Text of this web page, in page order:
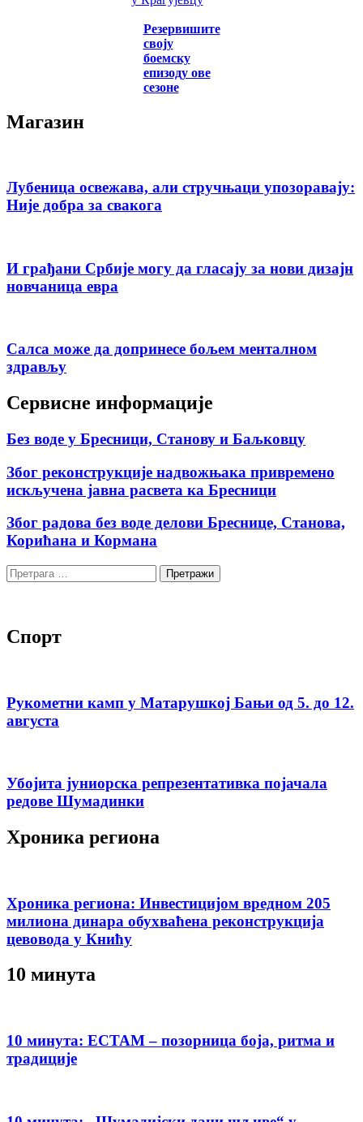
Резервишите
своју
боемску
епизоду ове
сезоне
Магазин
Лубеница освежава, али стручњаци упозоравају:
Није добра за свакога
И грађани Србије могу да гласају за нови дизајн
новчаница евра
Салса може да допринесе бољем менталном
здрављу
Сервисне информације
Без воде у Бресници, Станову и Баљковцу
Због реконструкције надвожњака привремено
искључена јавна расвета ка Бресници
Због радова без воде делови Бреснице, Станова,
Корићана и Кормана
Претрага
за:
Спорт
Рукометни камп у Матарушкој Бањи од 5. до 12.
августа
Убојита јуниорска репрезентативка појачала
редове Шумадинки
Хроника региона
Хроника региона: Инвестицијом вредном 205
милиона динара обухваћена реконструкција
цевовода у Книћу
10 минута
10 минута: ЕСТАМ – позорница боја, ритма и
традиције